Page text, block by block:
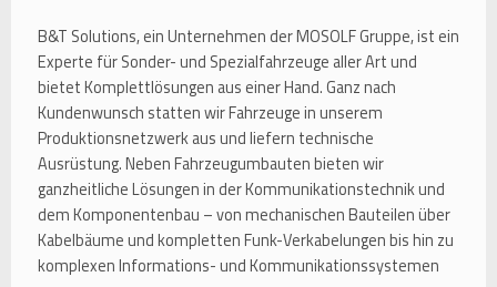
B&T Solutions, ein Unternehmen der MOSOLF Gruppe, ist ein
Experte für Sonder- und Spezialfahrzeuge aller Art und
bietet Komplettlösungen aus einer Hand. Ganz nach
Kundenwunsch statten wir Fahrzeuge in unserem
Produktionsnetzwerk aus und liefern technische
Ausrüstung. Neben Fahrzeugumbauten bieten wir
ganzheitliche Lösungen in der Kommunikationstechnik und
dem Komponentenbau – von mechanischen Bauteilen über
Kabelbäume und kompletten Funk-Verkabelungen bis hin zu
komplexen Informations- und Kommunikationssystemen